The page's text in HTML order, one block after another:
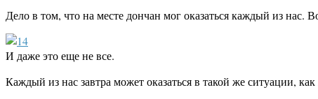
Дело в том, что на месте дончан мог оказаться каждый из
И даже это еще не все.
Каждый из нас завтра может оказаться в такой же ситуации,